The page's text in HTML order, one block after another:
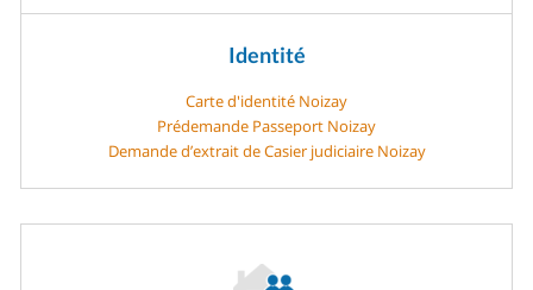
Identité
Carte d'identité Noizay
Prédemande Passeport Noizay
Demande d’extrait de Casier judiciaire Noizay